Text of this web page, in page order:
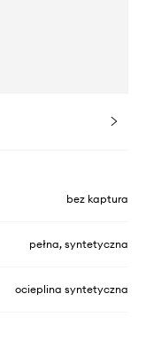
bez kaptura
pełna, syntetyczna
ocieplina syntetyczna